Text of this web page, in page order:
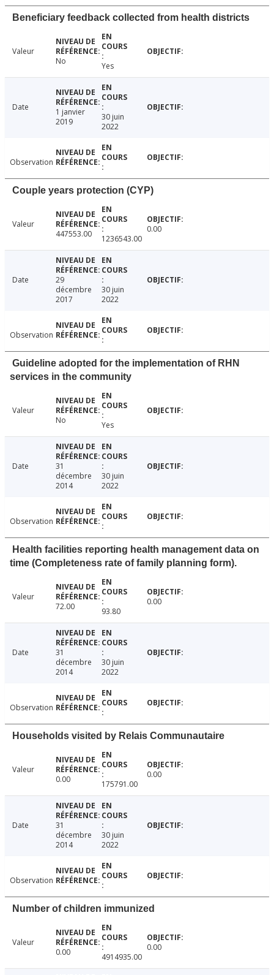
Beneficiary feedback collected from health districts
Valeur
No
Yes
Date
1 janvier
2019
30 juin
2022
Observation
Couple years protection (CYP)
Valeur
447553.00
1236543.00
0.00
Date
29
décembre
2017
30 juin
2022
Observation
Guideline adopted for the implementation of RHN
services in the community
Valeur
No
Yes
Date
31
décembre
2014
30 juin
2022
Observation
Health facilities reporting health management data on
time (Completeness rate of family planning form).
Valeur
72.00
93.80
0.00
Date
31
décembre
2014
30 juin
2022
Observation
Households visited by Relais Communautaire
Valeur
0.00
175791.00
0.00
Date
31
décembre
2014
30 juin
2022
Observation
Number of children immunized
Valeur
0.00
4914935.00
0.00